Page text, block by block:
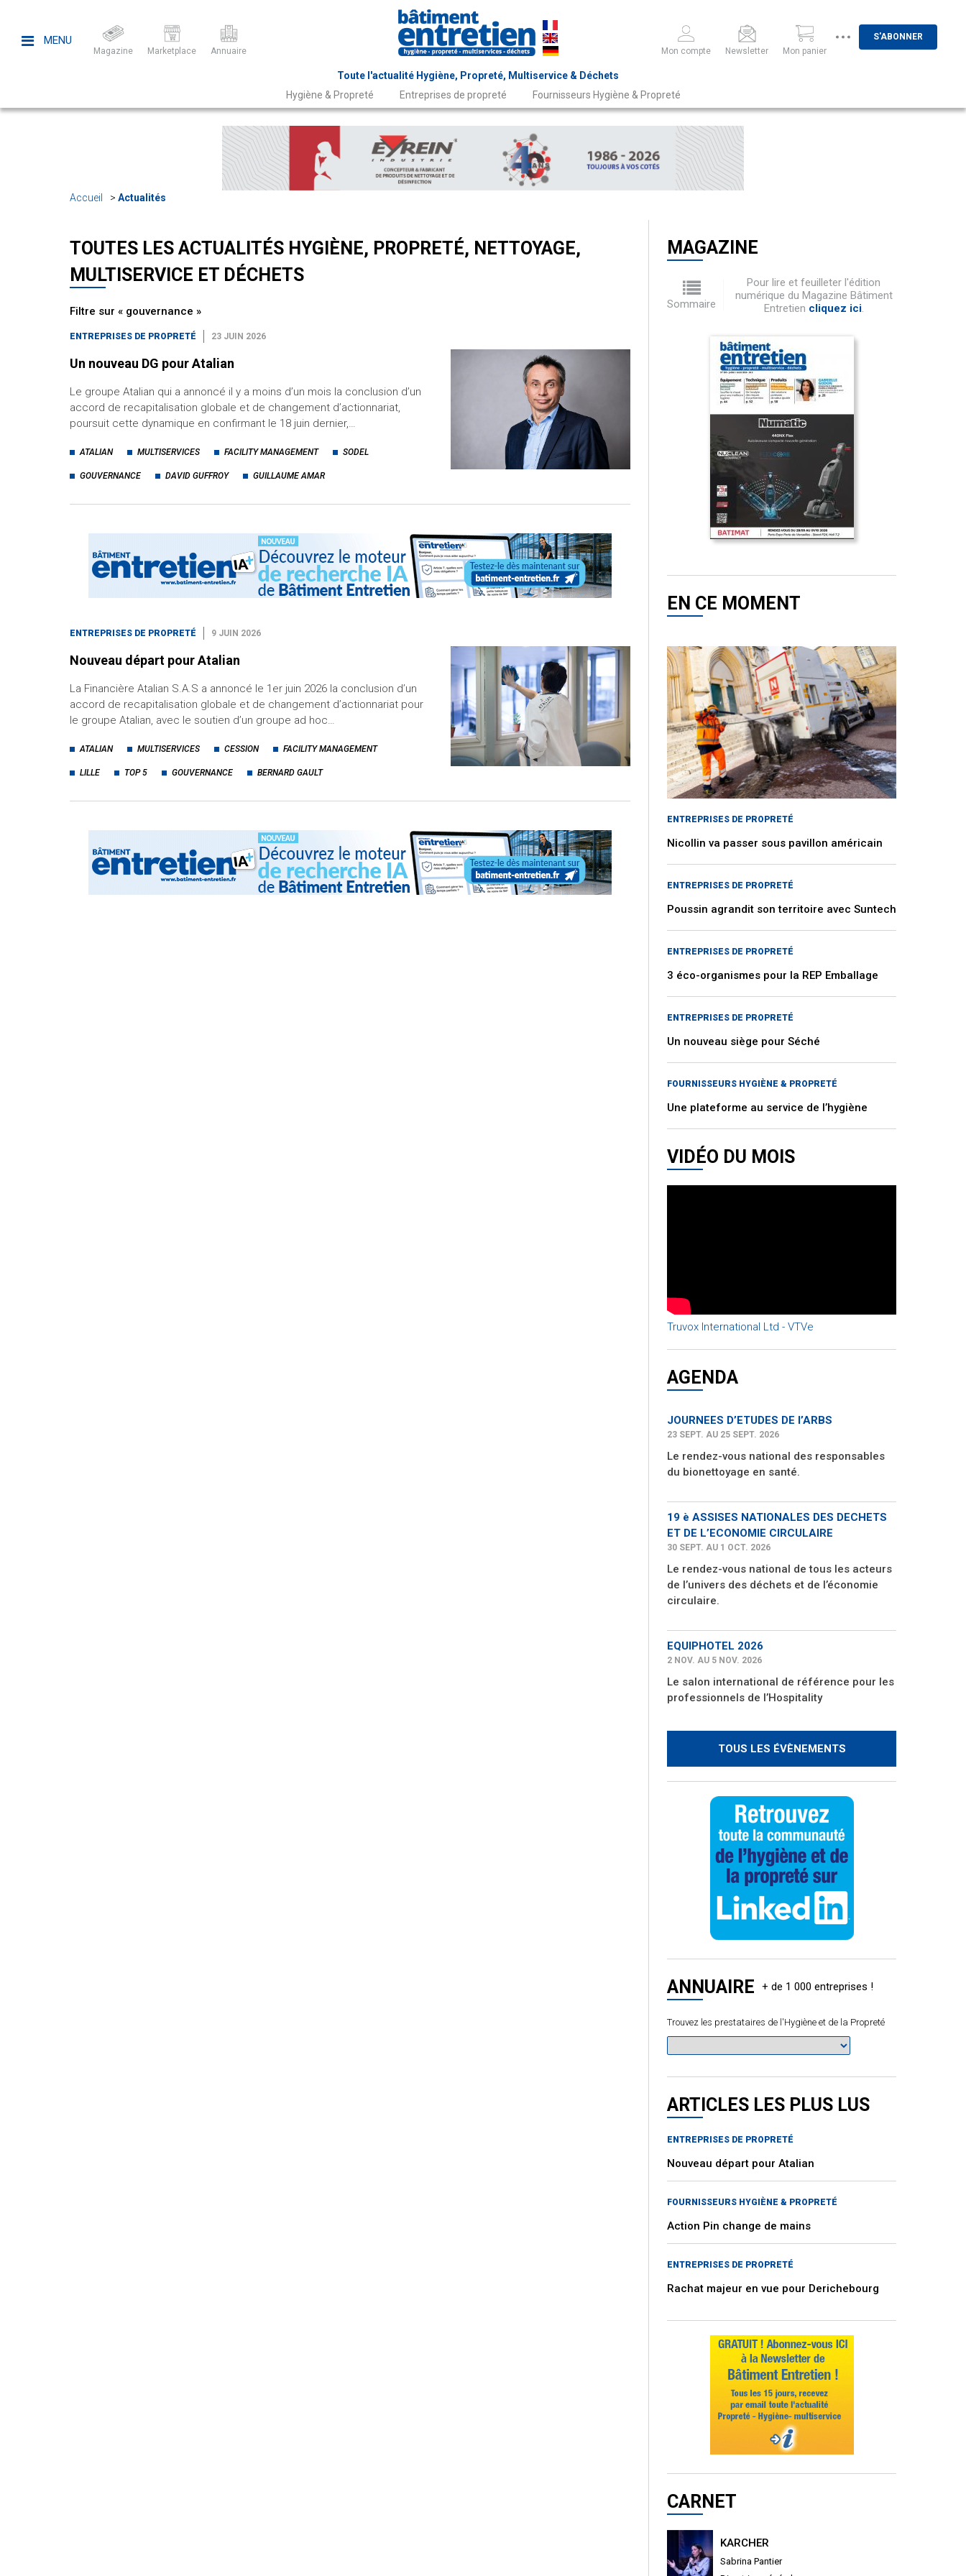
MENU
Magazine Marketplace Annuaire
Toute l'actualité Hygiène, Propreté, Multiservice & Déchets
Mon compte Newsletter Mon panier
S'ABONNER
Hygiène & Propreté Entreprises de propreté Fournisseurs Hygiène & Propreté
Accueil Actualités
TOUTES LES ACTUALITÉS HYGIÈNE, PROPRETÉ, NETTOYAGE,
MULTISERVICE ET DÉCHETS
Filtre sur « gouvernance »
ENTREPRISES DE PROPRETÉ 23 JUIN 2026
Un nouveau DG pour Atalian
Le groupe Atalian qui a annoncé il y a moins d’un mois la conclusion d’un
accord de recapitalisation globale et de changement d’actionnariat,
poursuit cette dynamique en confirmant le 18 juin dernier,…
ATALIAN MULTISERVICES FACILITY MANAGEMENT SODEL
GOUVERNANCE DAVID GUFFROY GUILLAUME AMAR
ENTREPRISES DE PROPRETÉ 9 JUIN 2026
Nouveau départ pour Atalian
La Financière Atalian S.A.S a annoncé le 1er juin 2026 la conclusion d’un
accord de recapitalisation globale et de changement d’actionnariat pour
le groupe Atalian, avec le soutien d’un groupe ad hoc…
ATALIAN MULTISERVICES CESSION FACILITY MANAGEMENT
LILLE TOP 5 GOUVERNANCE BERNARD GAULT
MAGAZINE
Sommaire
Pour lire et feuilleter l'édition
numérique du Magazine Bâtiment
Entretien cliquez ici.
EN CE MOMENT
ENTREPRISES DE PROPRETÉ
Nicollin va passer sous pavillon américain
ENTREPRISES DE PROPRETÉ
Poussin agrandit son territoire avec Suntech
ENTREPRISES DE PROPRETÉ
3 éco-organismes pour la REP Emballage
ENTREPRISES DE PROPRETÉ
Un nouveau siège pour Séché
FOURNISSEURS HYGIÈNE & PROPRETÉ
Une plateforme au service de l’hygiène
VIDÉO DU MOIS
Truvox International Ltd - VTVe
AGENDA
JOURNEES D’ETUDES DE l’ARBS
23 SEPT. AU 25 SEPT. 2026
Le rendez-vous national des responsables
du bionettoyage en santé.
19 è ASSISES NATIONALES DES DECHETS
ET DE L’ECONOMIE CIRCULAIRE
30 SEPT. AU 1 OCT. 2026
Le rendez-vous national de tous les acteurs
de l’univers des déchets et de l’économie
circulaire.
EQUIPHOTEL 2026
2 NOV. AU 5 NOV. 2026
Le salon international de référence pour les
professionnels de l’Hospitality
TOUS LES ÉVÈNEMENTS
ANNUAIRE
Trouvez les prestataires de l'Hygiène et de la Propreté
ARTICLES LES PLUS LUS
ENTREPRISES DE PROPRETÉ
Nouveau départ pour Atalian
FOURNISSEURS HYGIÈNE & PROPRETÉ
Action Pin change de mains
ENTREPRISES DE PROPRETÉ
Rachat majeur en vue pour Derichebourg
CARNET
KARCHER
Sabrina Pantier